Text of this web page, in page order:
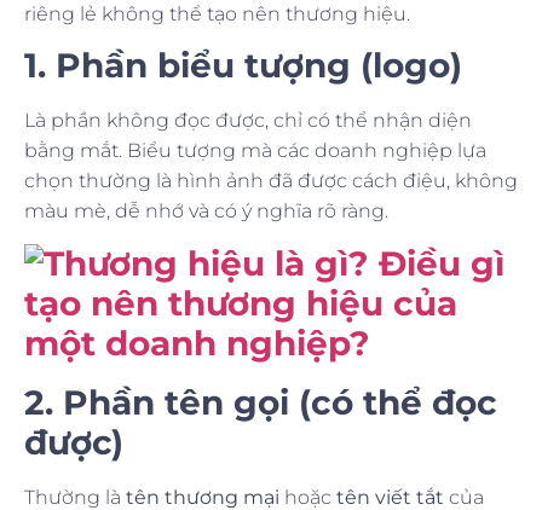
riêng lẻ không thể tạo nên thương hiệu.
1. Phần biểu tượng (logo)
Là phần không đọc được, chỉ có thể nhận diện
bằng mắt. Biểu tượng mà các doanh nghiệp lựa
chọn thường là hình ảnh đã được cách điệu, không
màu mè, dễ nhớ và có ý nghĩa rõ ràng.
2. Phần tên gọi (có thể đọc
được)
Thường là tên thương mại hoặc tên viết tắt của